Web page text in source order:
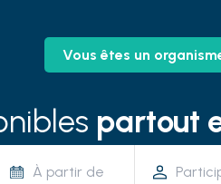
Vous êtes un
partout
À partir de